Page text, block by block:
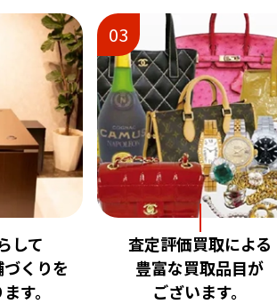
よる
目が
。
01
お客様に
ご納得いただける査定を
心がけております。